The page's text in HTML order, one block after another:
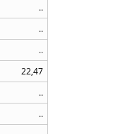
..
..
..
22,47
..
..